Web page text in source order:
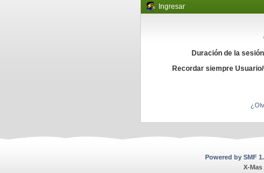
Ingresar
Duración de la
Recordar siempre
Powered by SMF
X-Mas